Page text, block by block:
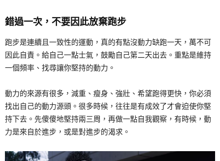
錯過一次，不要因此放棄跑步
跑步是連續且一致性的運動，真的有點沒動力缺跑一天，萬不可
因此自責。給自己一點士氣，鼓勵自己第二天出去。重點是維持
一個頻率、找尋讓你堅持的動力。
動力的來源有很多，減重、瘦身、強壯、希望跑得更快，你必須
找出自己的動力源頭。很多時候，往往是有成效了才會迫使你堅
持下去。先傻傻地堅持兩三周，再做一點自我觀察，有時候，動
力是來自於進步，或是對進步的渴求。